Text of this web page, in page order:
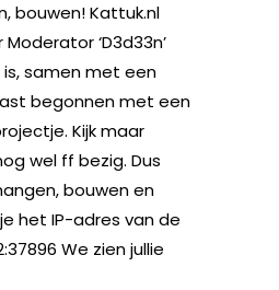
bouwen! Kattuk.nl
‘D3d33n’
samen met een
begonnen met een
Kijk maar
wel ff bezig. Dus
bouwen en
het IP-adres van de
We zien jullie